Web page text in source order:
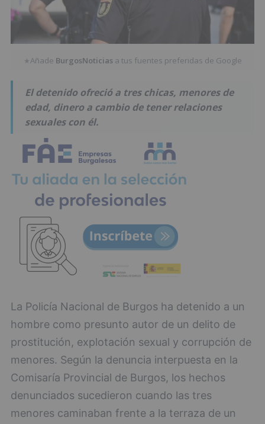
★Añade BurgosNoticias a tus fuentes preferidas de Google
El detenido ofreció a tres chicas, menores de
edad, dinero a cambio de tener relaciones
sexuales con él.
La Policía Nacional de Burgos ha detenido a un
hombre como presunto autor de un delito de
prostitución, explotación sexual y corrupción de
menores. Según la denuncia interpuesta en la
Comisaría Provincial de Burgos, los hechos
denunciados sucedieron cuando las tres
menores caminaban frente a la terraza de un